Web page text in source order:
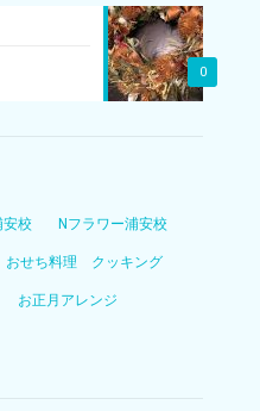
0
安校 Nフラワー浦安校
おせち料理 クッキング
お正月アレンジ